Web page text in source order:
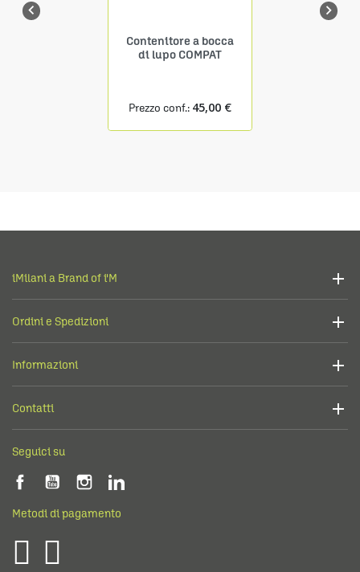

Contenitore a bocca
di lupo COMPAT
Prezzo conf.: 45,00 €

iMilani a Brand of i'M
Ordini e Spedizioni
Informazioni
Contatti
Seguici su
Metodi di pagamento